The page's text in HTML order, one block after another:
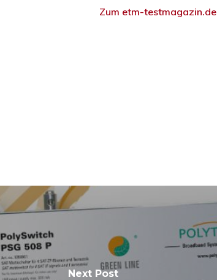
Zum etm-testmagazin.de
Next Post